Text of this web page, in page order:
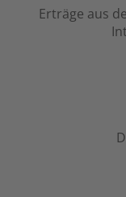
Erträge aus